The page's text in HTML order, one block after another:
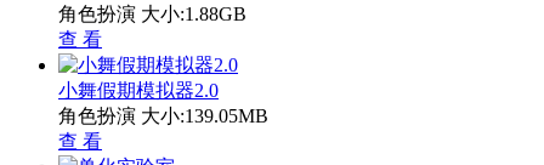
角色扮演 大小:1.88GB
查 看
小舞假期模拟器2.0
角色扮演 大小:139.05MB
查 看